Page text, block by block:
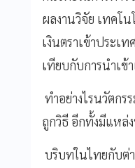
ผลงานวิจัย เทคโ
เงินตราเข้าประเ
เทียบกับการนำเข้
ทำอย่างไรนวัตกร
ถูกวิธี อีกทั้งมีแหล่
บริบทในไทยกับต่า